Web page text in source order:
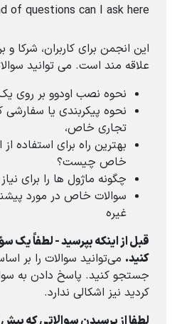
of questions can I ask here?
این انجمن برای کاربران، شرکا
علاقه مند است. می توانید
نحوه نصب اودوو بر روی
نحوه پیکربندی یا سفارشی
تجاری خاص،
بهترین راه برای استفاده
خاص چیست؟
چگونه ماژول ها را برای
سوالات خاص در مورد
غیره
قبل از اینکه بپرسید - لطفاً یک
کنید. می‌توانید سوالات را بر
جستجو کنید. پاسخ دادن به
کردید نیز اشکالی ندارد.